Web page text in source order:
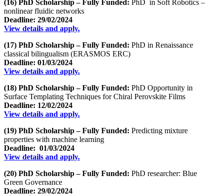
(16) PhD Scholarship – Fully Funded: PhD in Soft Robotics –
nonlinear fluidic networks
Deadline: 29/02/2024
View details and apply.
(17) PhD Scholarship – Fully Funded: PhD in Renaissance
classical bilingualism (ERASMOS ERC)
Deadline: 01/03/2024
View details and apply.
(18) PhD Scholarship – Fully Funded: PhD Opportunity in
Surface Templating Techniques for Chiral Perovskite Films
Deadline: 12/02/2024
View details and apply.
(19) PhD Scholarship – Fully Funded: Predicting mixture
properties with machine learning
Deadline: 01/03/2024
View details and apply.
(20) PhD Scholarship – Fully Funded: PhD researcher: Blue
Green Governance
Deadline: 29/02/2024